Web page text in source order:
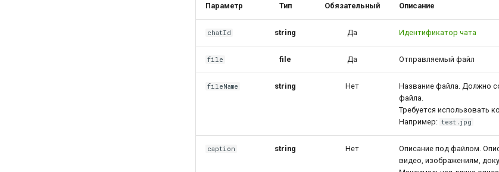
Параметр Тип Обязательный Описание
chatId string Да Идентификатор чата
file file Да Отправляемый файл
fileName string Нет
Название файла. Должно
файла.
Требуется использовать
Например: test.jpg
caption string Нет
Описание под файлом.
видео, изображениям,